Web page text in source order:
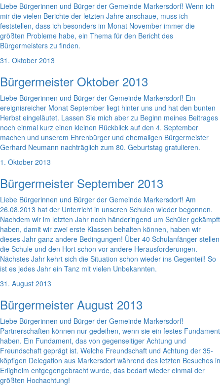
Liebe Bürgerinnen und Bürger der Gemeinde Markersdorf! Wenn ich
mir die vielen Berichte der letzten Jahre anschaue, muss ich
feststellen, dass ich besonders im Monat November immer die
größten Probleme habe, ein Thema für den Bericht des
Bürgermeisters zu finden.
31. Oktober 2013
Bürgermeister Oktober 2013
Liebe Bürgerinnen und Bürger der Gemeinde Markersdorf! Ein
ereignisreicher Monat September liegt hinter uns und hat den bunten
Herbst eingeläutet. Lassen Sie mich aber zu Beginn meines Beitrages
noch einmal kurz einen kleinen Rückblick auf den 4. September
machen und unserem Ehrenbürger und ehemaligen Bürgermeister
Gerhard Neumann nachträglich zum 80. Geburtstag gratulieren.
1. Oktober 2013
Bürgermeister September 2013
Liebe Bürgerinnen und Bürger der Gemeinde Markersdorf! Am
26.08.2013 hat der Unterricht in unseren Schulen wieder begonnen.
Nachdem wir im letzten Jahr noch händeringend um Schüler gekämpft
haben, damit wir zwei erste Klassen behalten können, haben wir
dieses Jahr ganz andere Bedingungen! Über 40 Schulanfänger stellen
die Schule und den Hort schon vor andere Herausforderungen.
Nächstes Jahr kehrt sich die Situation schon wieder ins Gegenteil! So
ist es jedes Jahr ein Tanz mit vielen Unbekannten.
31. August 2013
Bürgermeister August 2013
Liebe Bürgerinnen und Bürger der Gemeinde Markersdorf!
Partnerschaften können nur gedeihen, wenn sie ein festes Fundament
haben. Ein Fundament, das von gegenseitiger Achtung und
Freundschaft geprägt ist. Welche Freundschaft und Achtung der 35-
köpfigen Delegation aus Markersdorf während des letzten Besuches in
Erligheim entgegengebracht wurde, das bedarf wieder einmal der
größten Hochachtung!